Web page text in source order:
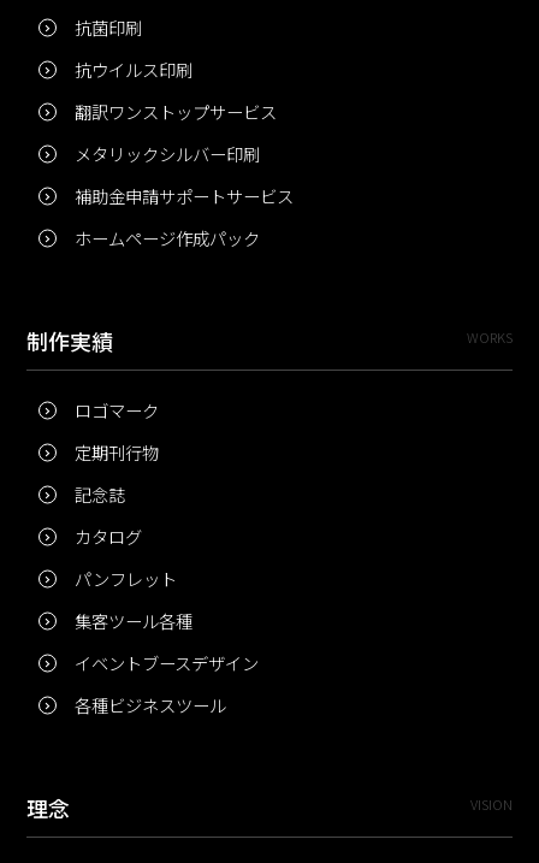
抗菌印刷
抗ウイルス印刷
翻訳ワンストップサービス
メタリックシルバー印刷
補助金申請サポートサービス
ホームページ作成パック
制作実績 WORKS
ロゴマーク
定期刊行物
記念誌
カタログ
パンフレット
集客ツール各種
イベントブースデザイン
各種ビジネスツール
理念 VISION